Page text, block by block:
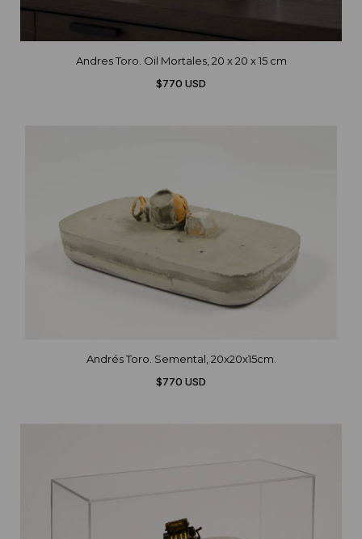
Andres Toro. Oil Mortales, 20 x 20 x 15 cm
$770 USD
Andrés Toro. Semental, 20x20x15cm.
$770 USD